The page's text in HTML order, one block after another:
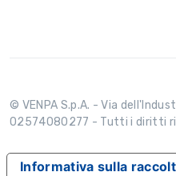
© VENPA S.p.A. - Via
02574080277 - Tutti i diritti
Informativa sulla